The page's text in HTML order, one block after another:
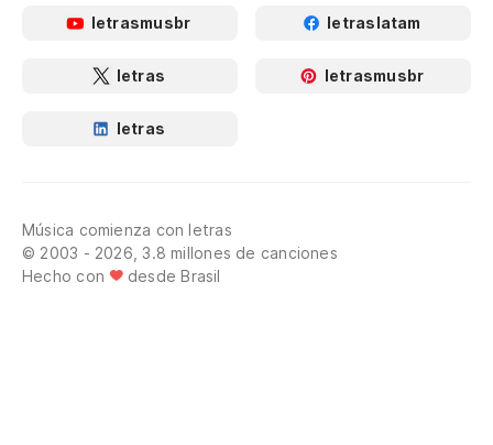
letrasmusbr letraslatam
letras letrasmusbr
letras
Música comienza con letras
© 2003 - 2026, 3.8 millones de canciones
Hecho con
desde Brasil